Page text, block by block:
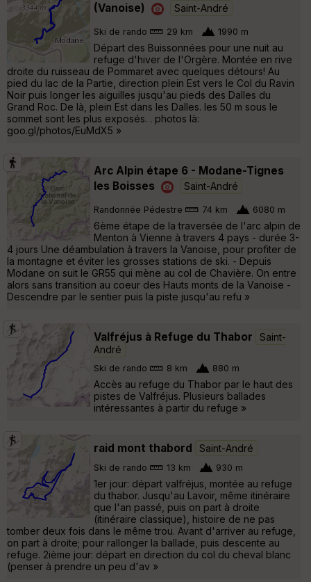
(Vanoise)
Saint-André
Ski de rando 29 km 1990 m
Départ des Buissonnées pour une nuit au
refuge d'hiver de l'Orgère. Montée en rive
droite du ruisseau de Pommaret avec quelques détours! Au
pied du lac de la Partie, direction plein Est vers le Col du Ravin
Noir puis longer les aiguilles jusqu'au pieds des Dalles du
Grand Roc. De là, plein Est dans les Dalles. les 50 m sous le
sommet sont les plus exposés. . photos là:
goo.gl/photos/EuMdX5 »
Arc Alpin étape 6 - Modane-Tignes
les Boisses
Saint-André
Randonnée Pédestre 74 km 6080 m
6ème étape de la traversée de l'arc alpin de
Menton à Vienne à travers 4 pays - durée 3-
4 jours Une déambulation à travers la Vanoise, pour profiter de
la montagne et éviter les grosses stations de ski. - Depuis
Modane on suit le GR55 qui mène au col de Chavière. On entre
alors sans transition au coeur des Hauts monts de la Vanoise -
Descendre par le sentier puis la piste jusqu'au refu »
Valfréjus à Refuge du Thabor
Saint-
André
Ski de rando 8 km 880 m
Accès au refuge du Thabor par le haut des
pistes de Valfréjus. Plusieurs ballades
intéressantes à partir du refuge »
raid mont thabord Saint-André
Ski de rando 13 km 930 m
1er jour: départ valfréjus, montée au refuge
du thabor. Jusqu'au Lavoir, même itinéraire
que l'an passé, puis on part à droite
(itinéraire classique), histoire de ne pas
tomber deux fois dans le même trou. Avant d'arriver au refuge,
on part à droite; pour rallonger la ballade, puis descente au
refuge. 2ième jour: départ en direction du col du cheval blanc
(penser à prendre un peu d'av »